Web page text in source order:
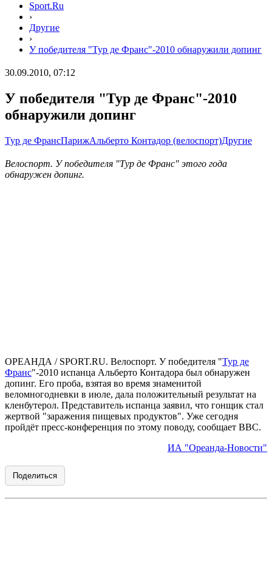
Sport.Ru
›
Другие
›
У победителя "Тур де Франс"-2010 обнаружили допинг
30.09.2010, 07:12
У победителя "Тур де Франс"-2010
обнаружили допинг
Тур де ФрансПарижАльберто Контадор (велоспорт)Другие
Велоспорт. У победителя "Тур де Франс" этого года
обнаружен допинг.
ОРЕАНДА / SPORT.RU. Велоспорт. У победителя "Тур де
Франс"-2010 испанца Альберто Контадора был обнаружен
допинг. Его проба, взятая во время знаменитой
веломногодневки в июле, далa положительный результат на
кленбутерол. Представитель испанца заявил, что гонщик стал
жертвой "заражения пищевых продуктов". Уже сегодня
пройдёт пресс-конференция по этому поводу, сообщает BBC.
ИА "Ореанда-Новости"
Поделиться